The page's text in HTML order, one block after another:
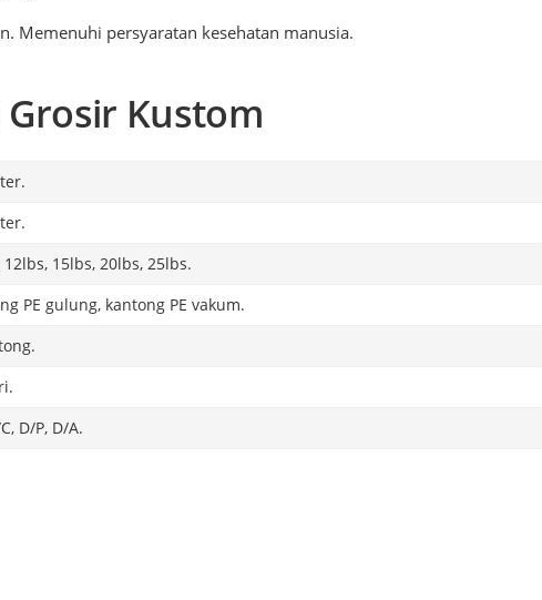
Memenuhi persyaratan kesehatan manusia.
Kustom
12lbs, 15lbs, 20lbs, 25lbs.
PE gulung, kantong PE vakum.
D/P, D/A.